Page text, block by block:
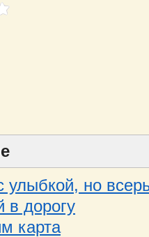
улыбкой, но
в дорогу
карта